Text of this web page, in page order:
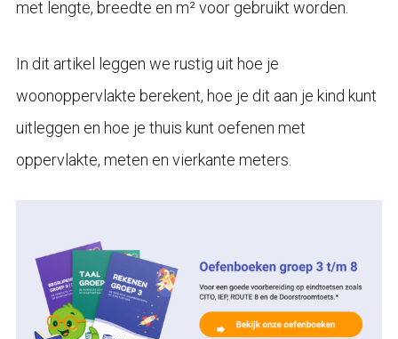
met lengte, breedte en m² voor gebruikt worden.
In dit artikel leggen we rustig uit hoe je
woonoppervlakte berekent, hoe je dit aan je kind kunt
uitleggen en hoe je thuis kunt oefenen met
oppervlakte, meten en vierkante meters.